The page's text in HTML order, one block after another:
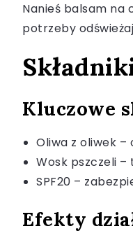
Nanieś balsam na
potrzeby
Kluczowe
Oliwa z oliwek –
Wosk pszczeli
SPF20 –
Efekty